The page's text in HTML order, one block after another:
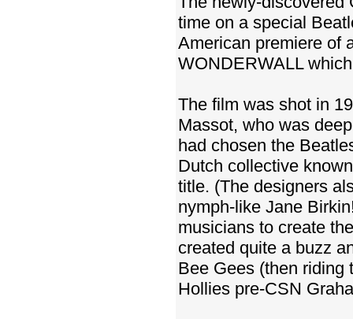
time on a special
American premiere of
WONDERWALL
The film was shot in
Massot, who was
had chosen the
Dutch collective known
title. (The designers
nymph-like Jane
musicians to create
created quite a buzz
Bee Gees (then riding
Hollies pre-CSN